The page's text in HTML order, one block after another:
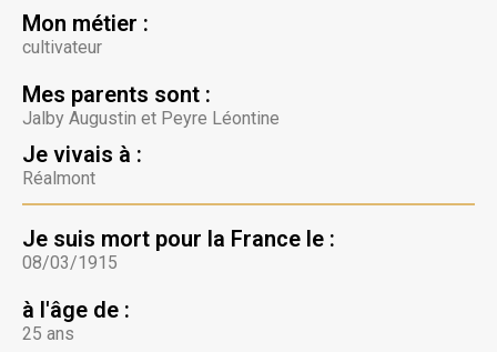
Mon métier :
cultivateur
Mes parents sont :
Jalby Augustin et Peyre Léontine
Je vivais à :
Réalmont
Je suis mort pour la France le :
08/03/1915
à l'âge de :
25 ans